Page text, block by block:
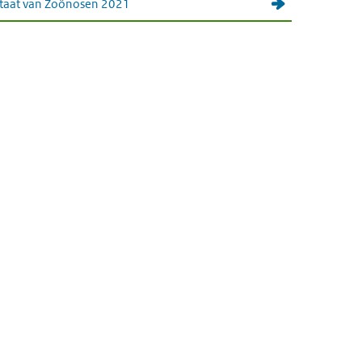
van Zoönosen 2021